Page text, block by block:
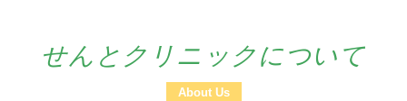
せんとクリニックについて
About Us